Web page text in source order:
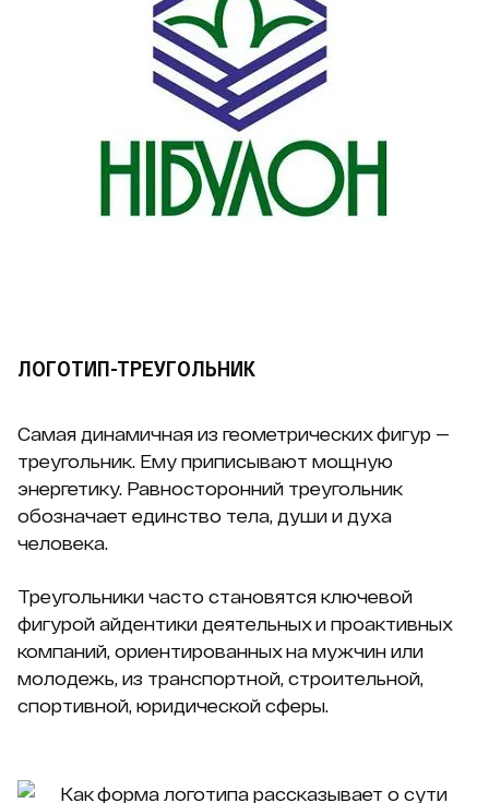
ЛОГОТИП-ТРЕУГОЛЬНИК
Самая динамичная из геометрических фигур —
треугольник. Ему приписывают мощную
энергетику. Равносторонний треугольник
обозначает единство тела, души и духа
человека.
Треугольники часто становятся ключевой
фигурой айдентики деятельных и проактивных
компаний, ориентированных на мужчин или
молодежь, из транспортной, строительной,
спортивной, юридической сферы.